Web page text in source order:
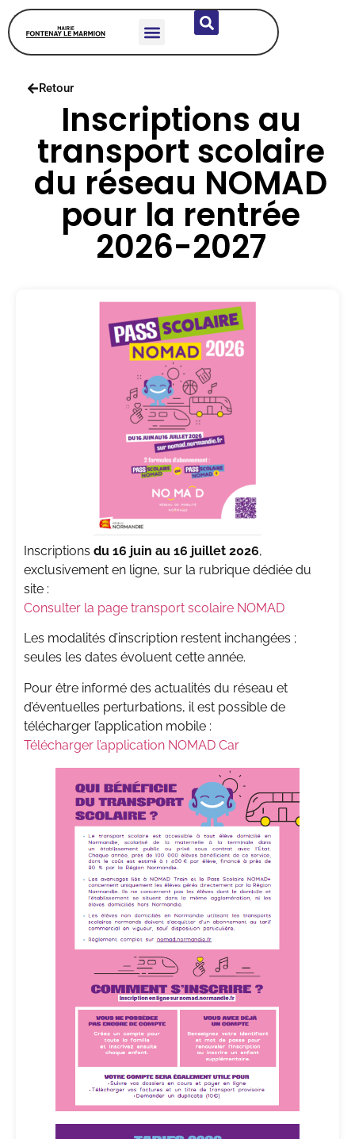
Retour
Inscriptions au
transport scolaire
du réseau NOMAD
pour la rentrée
2026-2027
Inscriptions du 16 juin au 16 juillet 2026,
exclusivement en ligne, sur la rubrique dédiée du
site :
Consulter la page transport scolaire NOMAD
Les modalités d’inscription restent inchangées ;
seules les dates évoluent cette année.
Pour être informé des actualités du réseau et
d’éventuelles perturbations, il est possible de
télécharger l’application mobile :
Télécharger l’application NOMAD Car